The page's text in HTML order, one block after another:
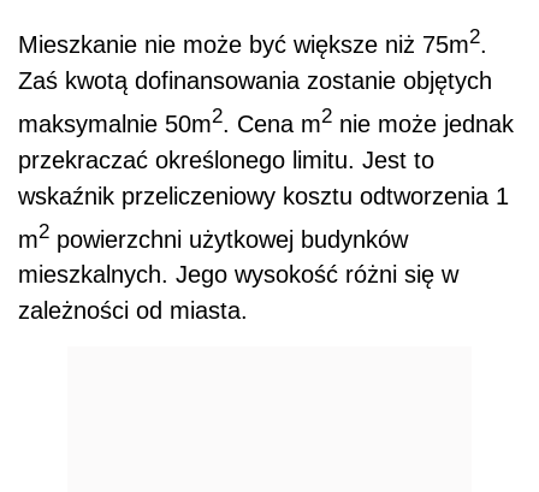
Mieszkanie nie może być większe niż 75m2.
Zaś kwotą dofinansowania zostanie objętych
maksymalnie 50m2. Cena m2 nie może jednak
przekraczać określonego limitu. Jest to
wskaźnik przeliczeniowy kosztu odtworzenia 1
m2 powierzchni użytkowej budynków
mieszkalnych. Jego wysokość różni się w
zależności od miasta.